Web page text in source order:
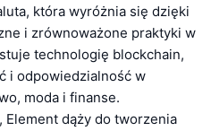
która wyróżnia się dzięki
i zrównoważone praktyki w
technologię blockchain,
i odpowiedzialność w
moda i finanse.
Element dąży do tworzenia